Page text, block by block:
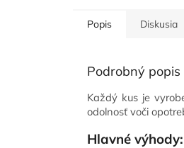
Popis Diskusia
Podrobný popis
Každý kus je
odolnosť voči
Hlavné výhody: